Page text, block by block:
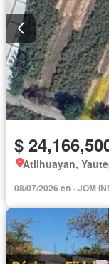
$
Atlihuayan,
08/07/2026 en - JOM